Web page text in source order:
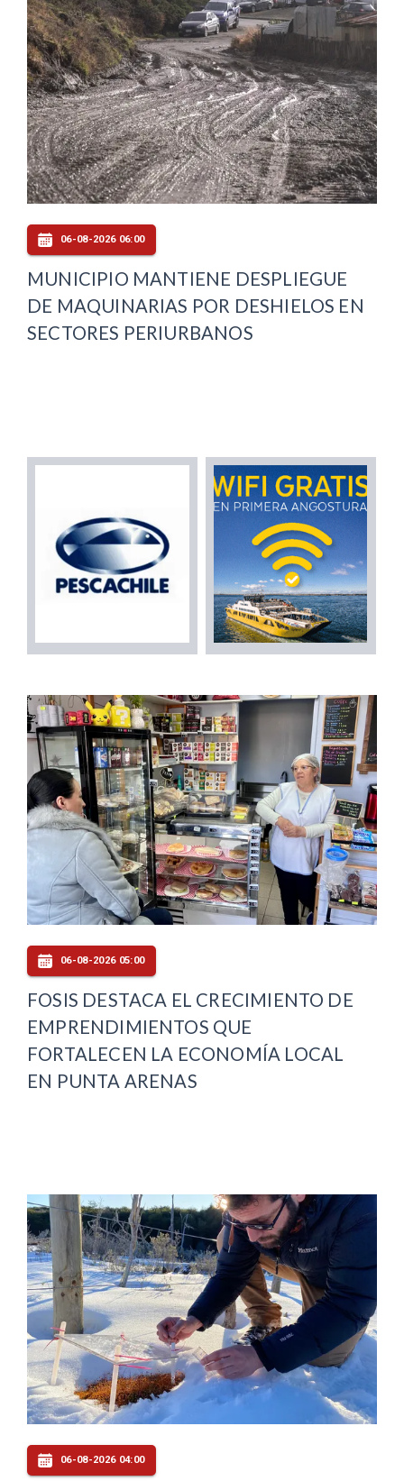
06-08-2026 06:00
MUNICIPIO MANTIENE DESPLIEGUE
DE MAQUINARIAS POR DESHIELOS EN
SECTORES PERIURBANOS
06-08-2026 05:00
FOSIS DESTACA EL CRECIMIENTO DE
EMPRENDIMIENTOS QUE
FORTALECEN LA ECONOMÍA LOCAL
EN PUNTA ARENAS
06-08-2026 04:00